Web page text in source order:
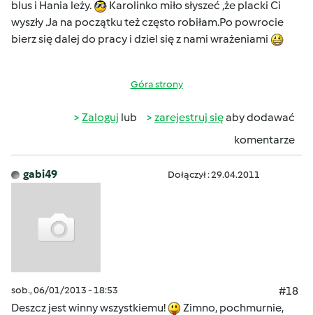
blus i Hania leży.
Karolinko miło słyszeć ,że placki Ci
wyszły .Ja na początku też często robiłam.Po powrocie
bierz się dalej do pracy i dziel się z nami wrażeniami
Góra strony
Zaloguj lub zarejestruj sięaby dodawać
komentarze
gabi49 Dołączył : 29.04.2011
sob., 06/01/2013 - 18:53
#18
Deszcz jest winny wszystkiemu!
Zimno, pochmurnie,